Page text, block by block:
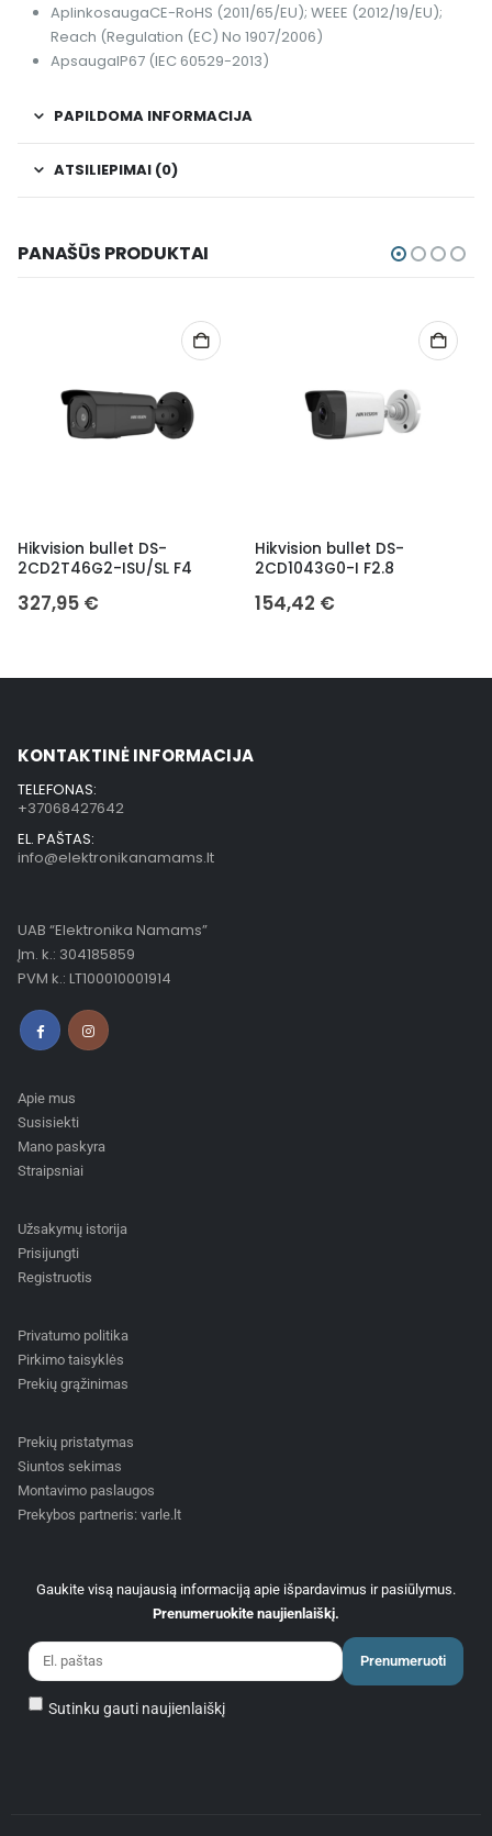
AplinkosaugaCE-RoHS (2011/65/EU); WEEE (2012/19/EU);
Reach (Regulation (EC) No 1907/2006)
ApsaugaIP67 (IEC 60529-2013)
PAPILDOMA INFORMACIJA
ATSILIEPIMAI (0)
PANAŠŪS PRODUKTAI
Hikvision bullet DS-
2CD2T46G2-ISU/SL F4
327,95 €
Hikvision bullet DS-
2CD1043G0-I F2.8
154,42 €
KONTAKTINĖ INFORMACIJA
TELEFONAS:
+37068427642
EL. PAŠTAS:
info@elektronikanamams.lt
UAB “Elektronika Namams”
Įm. k.: 304185859
PVM k.: LT100010001914
Apie mus
Susisiekti
Mano paskyra
Straipsniai
Užsakymų istorija
Prisijungti
Registruotis
Privatumo politika
Pirkimo taisyklės
Prekių grąžinimas
Prekių pristatymas
Siuntos sekimas
Montavimo paslaugos
Prekybos partneris: varle.lt
Gaukite visą naujausią informaciją apie išpardavimus ir pasiūlymus.
Prenumeruokite naujienlaiškį.
Prenumeruoti
Sutinku gauti naujienlaiškį